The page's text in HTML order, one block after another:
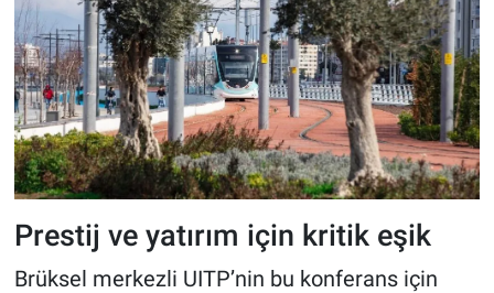
Prestij ve yatırım için kritik eşik
Brüksel merkezli UITP’nin bu konferans için